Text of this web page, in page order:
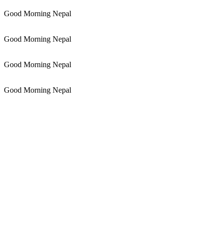
Good Morning Nepal
Good Morning Nepal
Good Morning Nepal
Good Morning Nepal